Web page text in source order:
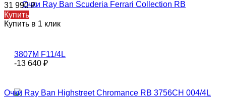
31 990₽
Купить
Купить в 1 клик
-13 640 ₽
Oчки Rаy Ваn Highstreet Chromance RB 3756CH 004/4L